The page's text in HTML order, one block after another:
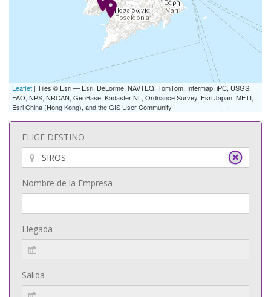
Leaflet | Tiles © Esri — Esri, DeLorme, NAVTEQ, TomTom, Intermap, iPC, USGS,
FAO, NPS, NRCAN, GeoBase, Kadaster NL, Ordnance Survey, Esri Japan, METI,
Esri China (Hong Kong), and the GIS User Community
ELIGE DESTINO
Nombre de la Empresa
Llegada
Salida